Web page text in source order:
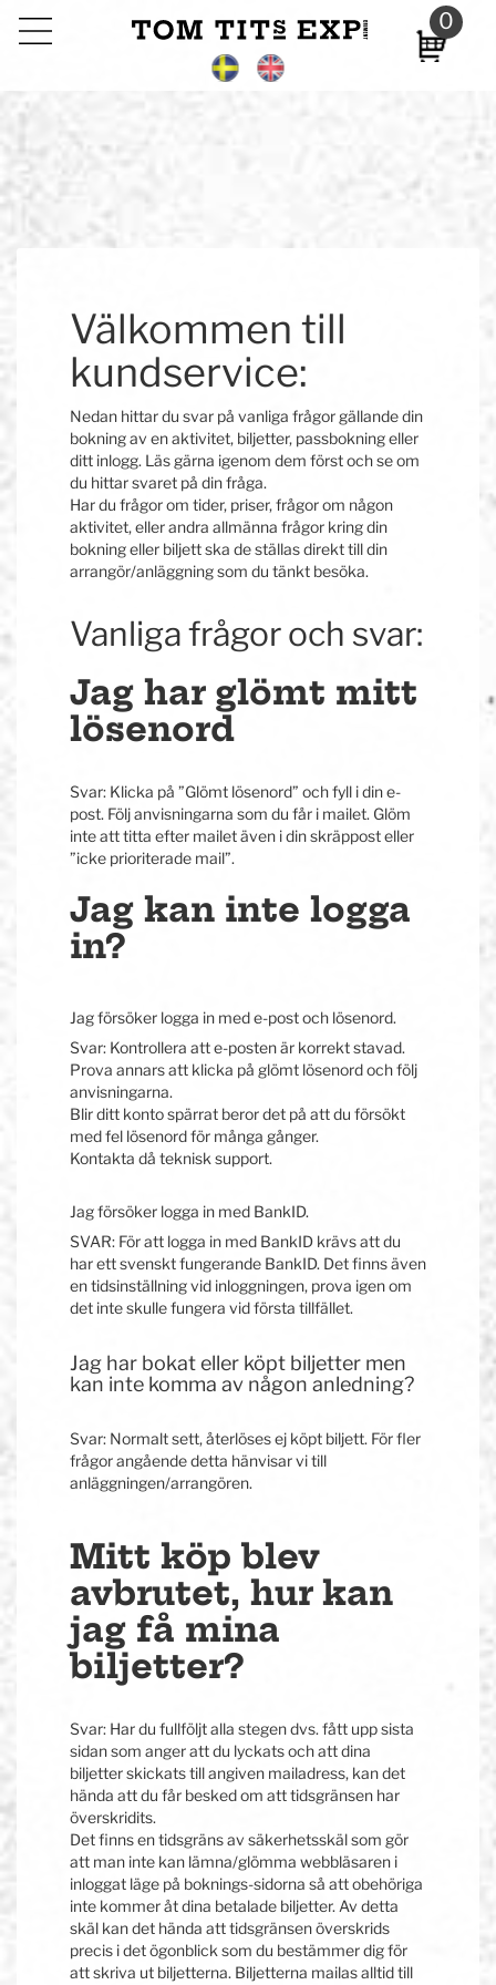
huvudinnehållet
0
Välkommen till
kundservice:
Nedan hittar du svar på vanliga frågor gällande din
bokning av en aktivitet, biljetter, passbokning eller
ditt inlogg. Läs gärna igenom dem först och se om
du hittar svaret på din fråga.
Har du frågor om tider, priser, frågor om någon
aktivitet, eller andra allmänna frågor kring din
bokning eller biljett ska de ställas direkt till din
arrangör/anläggning som du tänkt besöka.
Vanliga frågor och svar:
Jag har glömt mitt
lösenord
Svar: Klicka på ”Glömt lösenord” och fyll i din e-
post. Följ anvisningarna som du får i mailet. Glöm
inte att titta efter mailet även i din skräppost eller
”icke prioriterade mail”.
Jag kan inte logga
in?
Jag försöker logga in med e-post och lösenord.
Svar: Kontrollera att e-posten är korrekt stavad.
Prova annars att klicka på glömt lösenord och följ
anvisningarna.
Blir ditt konto spärrat beror det på att du försökt
med fel lösenord för många gånger.
Kontakta då teknisk support.
Jag försöker logga in med BankID.
SVAR: För att logga in med BankID krävs att du
har ett svenskt fungerande BankID. Det finns även
en tidsinställning vid inloggningen, prova igen om
det inte skulle fungera vid första tillfället.
Jag har bokat eller köpt biljetter men
kan inte komma av någon anledning?
Svar: Normalt sett, återlöses ej köpt biljett. För fler
frågor angående detta hänvisar vi till
anläggningen/arrangören.
Mitt köp blev
avbrutet, hur kan
jag få mina
biljetter?
Svar: Har du fullföljt alla stegen dvs. fått upp sista
sidan som anger att du lyckats och att dina
biljetter skickats till angiven mailadress, kan det
hända att du får besked om att tidsgränsen har
överskridits.
Det finns en tidsgräns av säkerhetsskäl som gör
att man inte kan lämna/glömma webbläsaren i
inloggat läge på boknings-sidorna så att obehöriga
inte kommer åt dina betalade biljetter. Av detta
skäl kan det hända att tidsgränsen överskrids
precis i det ögonblick som du bestämmer dig för
att skriva ut biljetterna. Biljetterna mailas alltid till